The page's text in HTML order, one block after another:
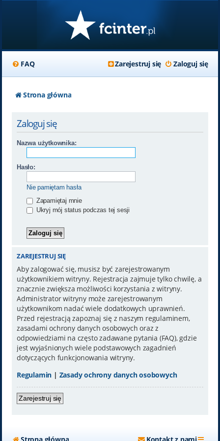
FAQ Zaloguj się
Zarejestruj się
Strona główna
Zaloguj się
Nazwa użytkownika:
Hasło:
Nie pamiętam hasła
Zapamiętaj mnie
Ukryj mój status podczas tej sesji
ZAREJESTRUJ SIĘ
Aby zalogować się, musisz być zarejestrowanym
użytkownikiem witryny. Rejestracja zajmuje tylko chwilę, a
znacznie zwiększa możliwości korzystania z witryny.
Administrator witryny może zarejestrowanym
użytkownikom nadać wiele dodatkowych uprawnień.
Przed rejestracją zapoznaj się z naszym regulaminem,
zasadami ochrony danych osobowych oraz z
odpowiedziami na często zadawane pytania (FAQ), gdzie
jest wyjaśnionych wiele podstawowych zagadnień
dotyczących funkcjonowania witryny.
Regulamin | Zasady ochrony danych osobowych
Zarejestruj się
Strona główna Kontakt z nami